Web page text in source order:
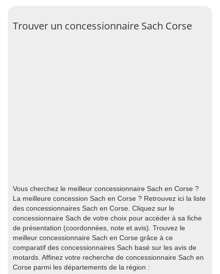
Trouver un concessionnaire Sach Corse
Vous cherchez le meilleur concessionnaire Sach en Corse ?
La meilleure concession Sach en Corse ? Retrouvez ici la liste
des concessionnaires Sach en Corse. Cliquez sur le
concessionnaire Sach de votre choix pour accéder à sa fiche
de présentation (coordonnées, note et avis). Trouvez le
meilleur concessionnaire Sach en Corse grâce à ce
comparatif des concessionnaires Sach basé sur les avis de
motards. Affinez votre recherche de concessionnaire Sach en
Corse parmi les départements de la région :